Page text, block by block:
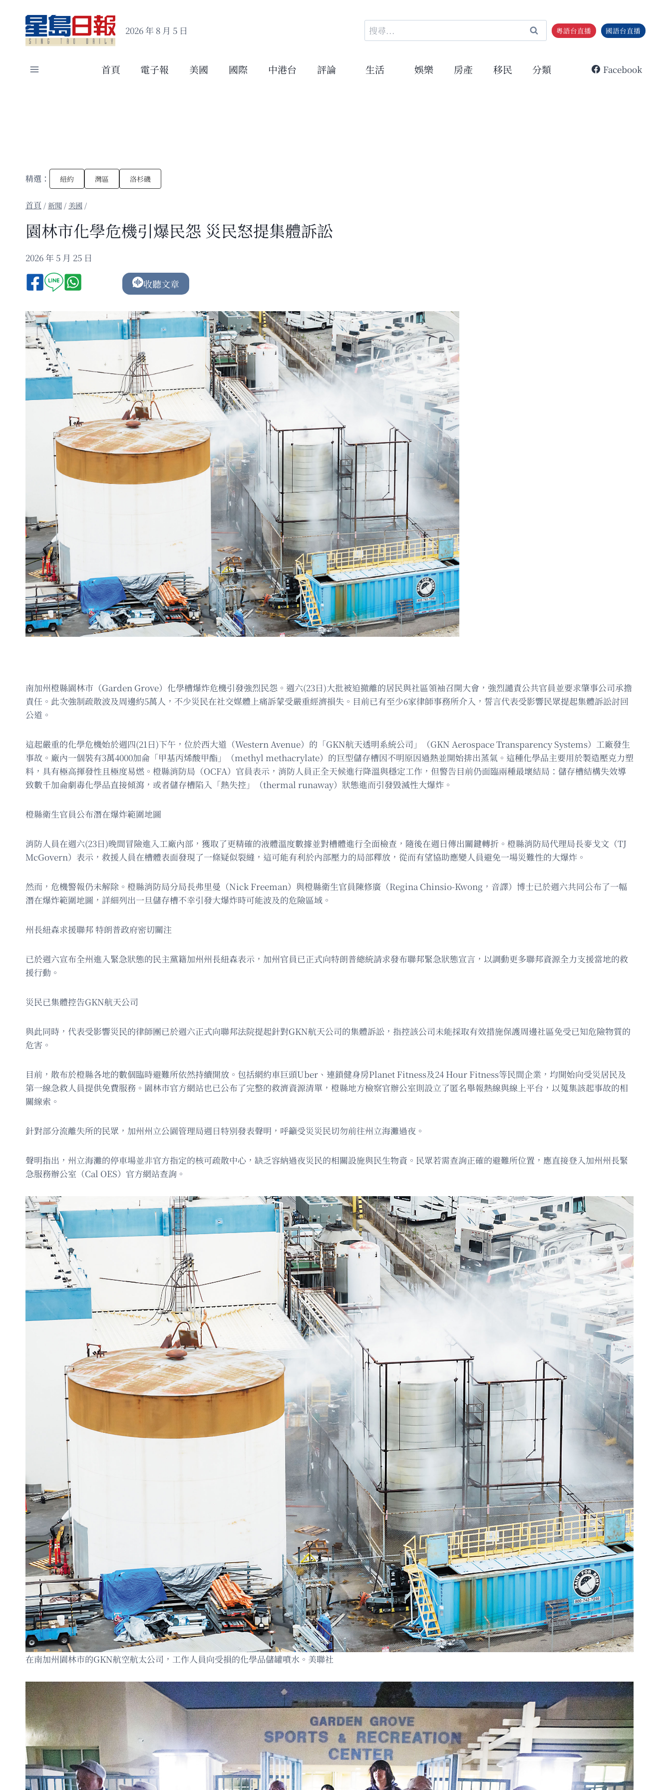
content
2026 年 8 月 5 日
搜
尋
鍵
粵語台直播 國語台直播
首頁 電子報 美國 國際 中港台 評論 生活 娛樂 房產 移民 分類 Facebook
精選： 紐約 灣區 洛杉磯
/新聞 / 美國 /
園林市化學危機引爆民怨 災民怒提集體訴訟
2026 年 5 月 25 日
收聽文章
南加州橙縣園林市（Garden Grove）化學槽爆炸危機引發強烈民怨。週六(23日)大批被迫撤離的居民與社區領袖召開大會，強烈譴責公共官員並要求肇事公司承擔
責任。此次強制疏散波及周邊約5萬人，不少災民在社交媒體上痛訴蒙受嚴重經濟損失。目前已有至少6家律師事務所介入，誓言代表受影響民眾提起集體訴訟討回
公道。
這起嚴重的化學危機始於週四(21日)下午，位於西大道（Western Avenue）的「GKN航天透明系統公司」（GKN Aerospace Transparency Systems）工廠發生
事故。廠內一個裝有3萬4000加侖「甲基丙烯酸甲酯」（methyl methacrylate）的巨型儲存槽因不明原因過熱並開始排出蒸氣。這種化學品主要用於製造壓克力塑
料，具有極高揮發性且極度易燃。橙縣消防局（OCFA）官員表示，消防人員正全天候進行降溫與穩定工作，但警告目前仍面臨兩種最壞結局：儲存槽結構失效導
致數千加侖劇毒化學品直接傾瀉，或者儲存槽陷入「熱失控」（thermal runaway）狀態進而引發毀滅性大爆炸。
橙縣衛生官員公布潛在爆炸範圍地圖
消防人員在週六(23日)晚間冒險進入工廠內部，獲取了更精確的液體溫度數據並對槽體進行全面檢查，隨後在週日傳出關鍵轉折。橙縣消防局代理局長麥戈文（TJ
McGovern）表示，救援人員在槽體表面發現了一條疑似裂縫，這可能有利於內部壓力的局部釋放，從而有望協助應變人員避免一場災難性的大爆炸。
然而，危機警報仍未解除。橙縣消防局分局長弗里曼（Nick Freeman）與橙縣衛生官員陳修廣（Regina Chinsio-Kwong，音譯）博士已於週六共同公布了一幅
潛在爆炸範圍地圖，詳細列出一旦儲存槽不幸引發大爆炸時可能波及的危險區域。
州長紐森求援聯邦 特朗普政府密切關注
已於週六宣布全州進入緊急狀態的民主黨籍加州州長紐森表示，加州官員已正式向特朗普總統請求發布聯邦緊急狀態宣言，以調動更多聯邦資源全力支援當地的救
援行動。
災民已集體控告GKN航天公司
與此同時，代表受影響災民的律師團已於週六正式向聯邦法院提起針對GKN航天公司的集體訴訟，指控該公司未能採取有效措施保護周邊社區免受已知危險物質的
危害。
目前，散布於橙縣各地的數個臨時避難所依然持續開放。包括網約車巨頭Uber、連鎖健身房Planet Fitness及24 Hour Fitness等民間企業，均開始向受災居民及
第一線急救人員提供免費服務。園林市官方網站也已公布了完整的救濟資源清單，橙縣地方檢察官辦公室則設立了匿名舉報熱線與線上平台，以蒐集該起事故的相
關線索。
針對部分流離失所的民眾，加州州立公園管理局週日特別發表聲明，呼籲受災災民切勿前往州立海灘過夜。
聲明指出，州立海灘的停車場並非官方指定的核可疏散中心，缺乏容納過夜災民的相關設施與民生物資。民眾若需查詢正確的避難所位置，應直接登入加州州長緊
急服務辦公室（Cal OES）官方網站查詢。
在南加州園林市的GKN航空航太公司，工作人員向受損的化學品儲罐噴水。美聯社